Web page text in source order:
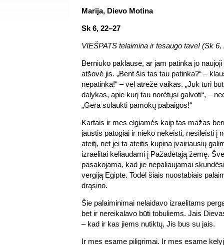
Marija, Dievo Motina
Sk 6, 22–27
VIEŠPATS telaimina ir tesaugo tave! (Sk 6,
Berniuko paklausė, ar jam patinka jo naujoji
atšovė jis. „Bent šis tas tau patinka?“ –
nepatinka!“ – vėl atrėžė vaikas. „Juk turi
dalykas, apie kurį tau norėtųsi galvoti“, –
„Gera sulaukti pamokų pabaigos!“
Kartais ir mes elgiamės kaip tas mažas
jaustis patogiai ir nieko nekeisti, nesileisti į
ateitį, net jei ta ateitis kupina įvairiausių
izraelitai keliaudami į Pažadėtąją žemę.
pasakojama, kad jie nepaliaujamai
vergiją Egipte. Todėl šiais nuostabiais
drąsino.
Šie palaiminimai nelaidavo izraelitams
bet ir nereikalavo būti tobuliems. Jais
– kad ir kas jiems nutiktų, Jis bus su jais.
Ir mes esame piligrimai. Ir mes esame